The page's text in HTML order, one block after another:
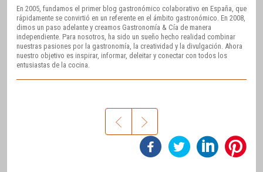
En 2005, fundamos el primer blog gastronómico colaborativo en España, que
rápidamente se convirtió en un referente en el ámbito gastronómico. En 2008,
dimos un paso adelante y creamos Gastronomía & Cía de manera
independiente. Para nosotros, ha sido un sueño hecho realidad combinar
nuestras pasiones por la gastronomía, la creatividad y la divulgación. Ahora
nuestro objetivo es inspirar, informar, deleitar y conectar con todos los
entusiastas de la cocina.